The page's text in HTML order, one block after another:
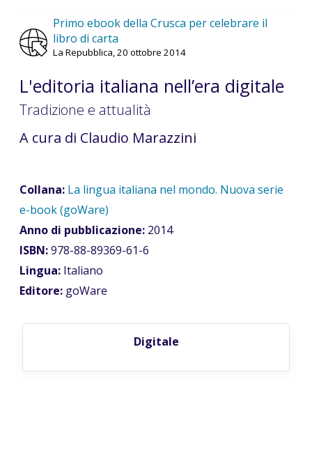
Primo ebook della Crusca per celebrare il
libro di carta
La Repubblica, 20 ottobre 2014
L'editoria italiana nell’era digitale
Tradizione e attualità
A cura di Claudio Marazzini
Collana: La lingua italiana nel mondo. Nuova serie
e-book (goWare)
Anno di pubblicazione: 2014
ISBN:978-88-89369-61-6
Lingua: Italiano
Editore: goWare
Digitale